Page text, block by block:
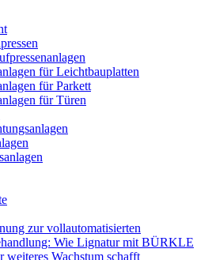
für Leichtbauplatten
für Parkett
für Türen
zur vollautomatisierten
Wie Lignatur mit BÜRKLE
weiteres Wachstum schafft